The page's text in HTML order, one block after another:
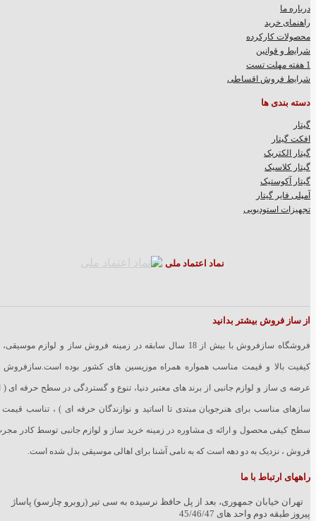
درباره ما
راهنمای خرید
محصولات کارکرده
شرایط و قوانین
1 هفته مهلت تست
شرایط فروش اقساطی
دسته بندی ها
گیتار
افکت گیتار
گیتار الکتریک
گیتار کلاسیک
گیتار آکوستیک
آمپلی فایر گیتار
تجهیزات استودیویی
نماد اعتماد ملی
از ساز فروش بیشتر بدانید
فروشگاه سازفروش با بیش از 18 سال سابقه در زمینه فروش ساز و لوازم
کیفیت بالا و قیمت مناسب همواره همراه موزیسین های کشور بوده است.سازفروش
عرضه ی ساز و لوازم جانبی از برند های معتبر دنیا، تنوع و گستردگی در سطح حرفه ای (
سازهای مناسب برای هنرجویان مبتدی تا اساتید و نوازندگان حرفه ای ) ، تناسب
سطح کیفی محصول و ارائه ی مشاوره در زمینه خرید ساز و لوازم جانبی توسط کادر
فروش ، نزدیک به دو دهه است که به نامی آشنا برای اهالی موسیقی بدل شده است.
راههای ارتباط با ما
تهران خیابان جمهوری، بعد از پل حافظ نرسیده به سی تیر (روبرو چارسو) پاساژ
پیروز طبقه دوم واحد های 45/46/47